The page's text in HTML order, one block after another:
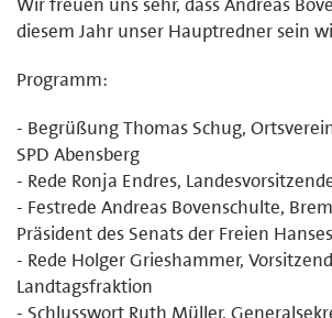
diesem Jahr unser Hauptredner sein
Programm:
- Begrüßung Thomas Schug,
SPD Abensberg
- Rede Ronja Endres,
- Festrede Andreas Bovenschulte,
Präsident des Senats der Freien
- Rede Holger Grieshammer,
Landtagsfraktion
- Schlusswort Ruth Müller,